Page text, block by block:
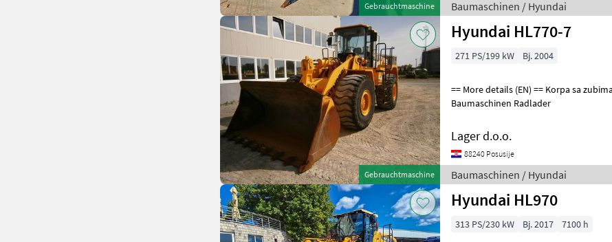
Gebrauchtmaschine Baumaschinen / Hyundai
Gebrauchtmaschine
Hyundai HL770-7
271 PS/199 kW Bj. 2004
== More details (EN) == Korpa sa zubima rasvjeta ROPS/FOPS kabina
Baumaschinen Radlader
Lager d.o.o.
88240 Posusije
Baumaschinen / Hyundai
Hyundai HL970
313 PS/230 kW Bj. 2017 7100 h